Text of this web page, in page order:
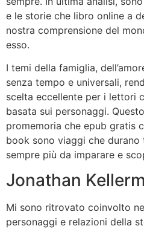
e le storie che libro online a
nostra comprensione del
esso.
I temi della famiglia,
senza tempo e universali,
scelta eccellente per i lettori
basata sui personaggi.
promemoria che epub gratis
book sono viaggi che durano
sempre più da imparare e
Jonathan
Mi sono ritrovato coinvolto
personaggi e relazioni della